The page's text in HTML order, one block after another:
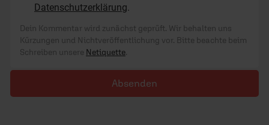
Datenschutzerklärung.
Dein Kommentar wird zunächst geprüft. Wir behalten uns
Kürzungen und Nichtveröffentlichung vor. Bitte beachte beim
Schreiben unsere Netiquette.
Absenden